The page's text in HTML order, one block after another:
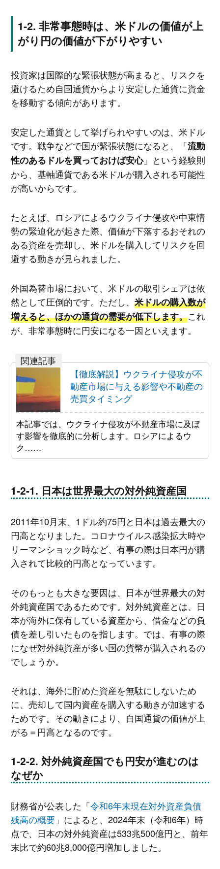
非常事態時は、米ドルの価値が上
がり円の価値が下がりやすい
投資家は国際的な緊張状態が高まると、リスクを
避けるため自国通貨からより安定した通貨に資金
を移動する傾向があります。
安定した通貨として挙げられやすいのは、米ドル
です。戦争などで国が緊張状態になると、「流動
性のあるドルを買っておけば安心」という経験則
から、基軸通貨である米ドルが購入される可能性
が高いからです。
たとえば、ロシアによるウクライナ侵攻や中東情
勢の緊迫化が起きた際、価値が下落するおそれの
ある資産を売却し、米ドルを購入してリスクを回
避する動きが見られました。
外国為替市場において、米ドルの取引シェアは依
然として圧倒的です。ただし、 米ドルの購入数が
増えると、ほかの通貨の需要が低下します。これ
が、非常事態時に円安になる一因といえます。
【徹底解説】ウクライナ侵攻が不
動産市場に与える影響や不動産の
売買タイミング
本記事では、ウクライナ侵攻が不動産市場に及ぼ
す影響を徹底的に分析します。ロシアによるウ
ク……
日本は世界最大の対外純資産国
2011年10月末、1ドル約75円と日本は過去最大の
円高となりました。コロナウイルス感染拡大時や
リーマンショック時など、有事の際は日本円が購
入されて比較的円高となっています。
そのもっとも大きな要因は、日本が世界最大の対
外純資産国であるためです。対外純資産とは、日
本が海外に保有している資産から、借金などの負
債を差し引いたものを指します。では、有事の際
になぜ対外純資産が多い国の貨幣が購入されるの
でしょうか。
それは、海外に貯めた資産を無駄にしないため
に、売却して国内資産を購入する動きが加速する
ためです。その動きにより、自国通貨の価値が上
がる＝円高となるのです。
対外純資産国でも円安が進むのは
なぜか
財務省が公表した「令和6年末現在対外資産負債
残高の概要」によると、2024年末（令和6年）時
点で、日本の対外純資産は533兆500億円と、前年
末比で約60兆8,000億円増加しました。